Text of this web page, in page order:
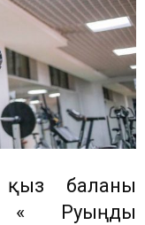
қыз баланы
« Руыңды